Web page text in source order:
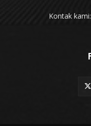
Kontak kami: